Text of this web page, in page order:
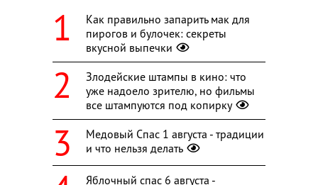
Как правильно запарить мак для
пирогов и булочек: секреты
вкусной выпечки
Злодейские штампы в кино: что
уже надоело зрителю, но фильмы
все штампуются под копирку
Медовый Спас 1 августа - традиции
и что нельзя делать
Яблочный спас 6 августа -